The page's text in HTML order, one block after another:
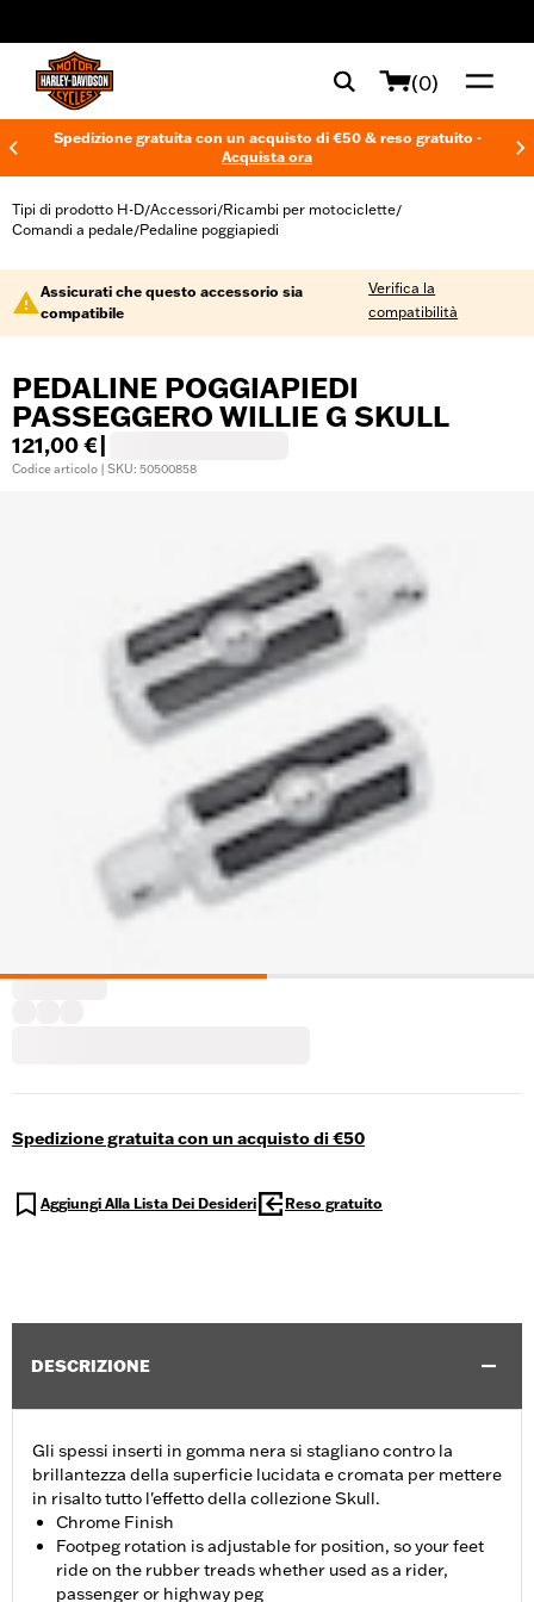
(0)
Spedizione gratuita con un acquisto di €50 & reso gratuito -
Acquista ora
Tipi di prodotto H-D/Accessori/Ricambi per motociclette/
Comandi a pedale/Pedaline poggiapiedi
Assicurati che questo accessorio sia
compatibile
Verifica la
compatibilità
PEDALINE POGGIAPIEDI
PASSEGGERO WILLIE G SKULL
121,00 €
Codice articolo | SKU: 50500858
Spedizione gratuita con un acquisto di €50
Aggiungi Alla Lista Dei Desideri Reso gratuito
DESCRIZIONE
Gli spessi inserti in gomma nera si stagliano contro la
brillantezza della superficie lucidata e cromata per mettere
in risalto tutto l'effetto della collezione Skull.
Chrome Finish
Footpeg rotation is adjustable for position, so your feet
ride on the rubber treads whether used as a rider,
passenger or highway peg